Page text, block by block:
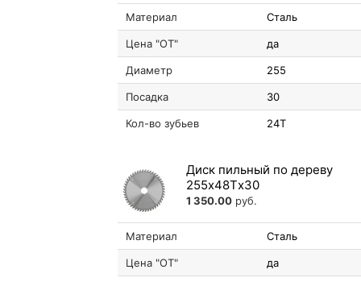
Материал Сталь
Цена "ОТ" да
Диаметр 255
Посадка 30
Кол-во зубьев 24T
Диск пильный по дереву
255х48Tх30
1 350.00 руб.
Материал Сталь
Цена "ОТ" да